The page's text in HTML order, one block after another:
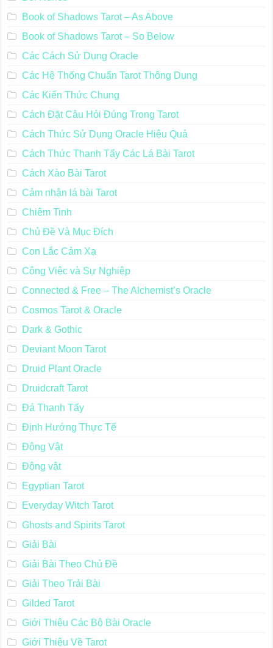
Book of Shadows Tarot – As Above
Book of Shadows Tarot – So Below
Các Cách Sử Dụng Oracle
Các Hệ Thống Chuẩn Tarot Thông Dụng
Các Kiến Thức Chung
Cách Đặt Câu Hỏi Đúng Trong Tarot
Cách Thức Sử Dụng Oracle Hiệu Quả
Cách Thức Thanh Tẩy Các Lá Bài Tarot
Cách Xào Bài Tarot
Cảm nhận lá bài Tarot
Chiêm Tinh
Chủ Đề Và Mục Đích
Con Lắc Cảm Xạ
Công Việc và Sự Nghiệp
Connected & Free – The Alchemist’s Oracle
Cosmos Tarot & Oracle
Dark & Gothic
Deviant Moon Tarot
Druid Plant Oracle
Druidcraft Tarot
Đá Thanh Tẩy
Định Hướng Thực Tế
Động Vật
Động vật
Egyptian Tarot
Everyday Witch Tarot
Ghosts and Spirits Tarot
Giải Bài
Giải Bài Theo Chủ Đề
Giải Theo Trải Bài
Gilded Tarot
Giới Thiệu Các Bộ Bài Oracle
Giới Thiệu Về Tarot